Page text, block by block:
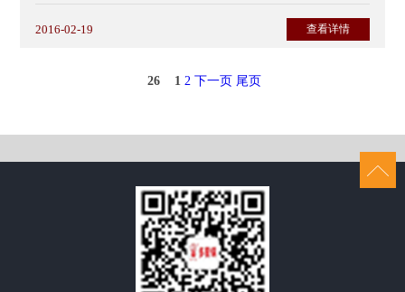
2016-02-19 查看详情
26 1 2 下一页 尾页